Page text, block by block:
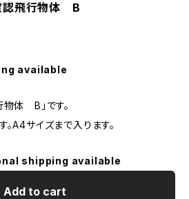
認飛行物体 B
available
物体 B」です。
A4サイズまで入ります。
shipping available
Add to cart